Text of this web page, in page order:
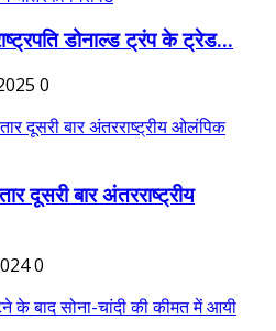
डोनाल्ड ट्रंप के ट्रेड...
0
दूसरी बार अंतरराष्ट्रीय
0